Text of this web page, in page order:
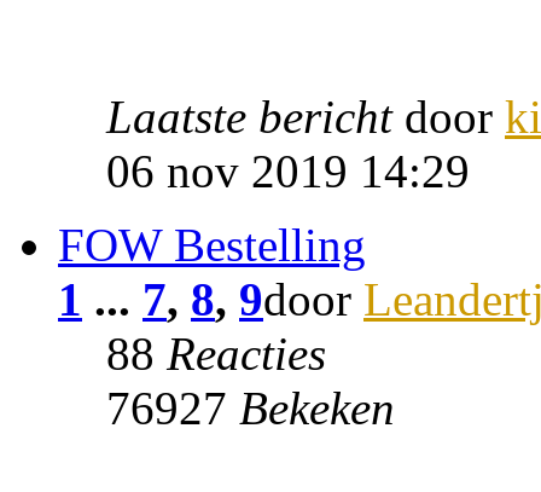
Laatste bericht door
06 nov 2019 14:29
FOW Bestelling
1 ... 7, 8, 9door
88 Reacties
76927 Bekeken